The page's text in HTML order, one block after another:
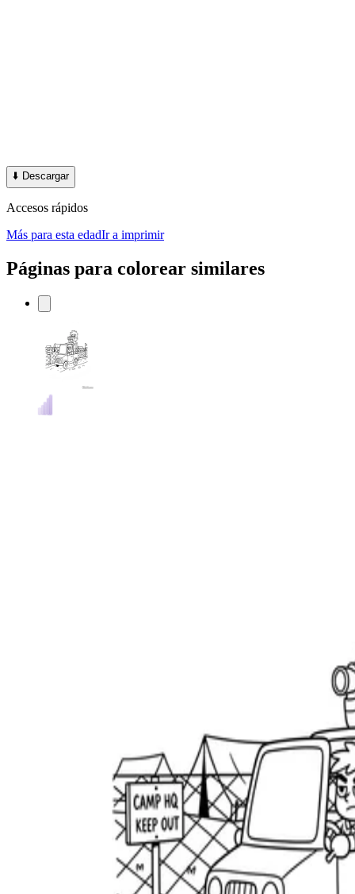
⬇️ Descargar
Accesos rápidos
Más para esta edadIr a imprimir
Páginas para colorear similares